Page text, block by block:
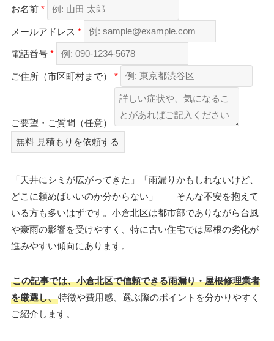
お名前 *
メールアドレス *
電話番号 *
ご住所（市区町村まで） *
ご要望・ご質問（任意）
無料 見積もりを依頼する
「天井にシミが広がってきた」「雨漏りかもしれないけど、
どこに頼めばいいのか分からない」――そんな不安を抱えて
いる方も多いはずです。小倉北区は都市部でありながら台風
や豪雨の影響を受けやすく、特に古い住宅では屋根の劣化が
進みやすい傾向にあります。
この記事では、小倉北区で信頼できる雨漏り・屋根修理業者
を厳選し、特徴や費用感、選ぶ際のポイントを分かりやすく
ご紹介します。